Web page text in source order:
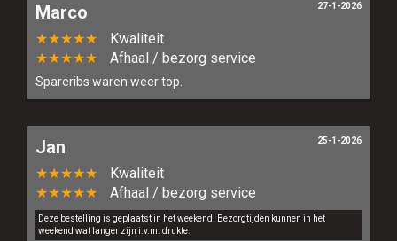
Marco
★★★★★
Kwaliteit
★★★★★
Afhaal / bezorg service
Spareribs waren weer top.
27-1-2026
Jan
★★★★★
Kwaliteit
★★★★★
Afhaal / bezorg service
Deze bestelling is geplaatst in het weekend. Bezorgtijden kunnen in het
weekend wat langer zijn i.v.m. drukte.
25-1-2026